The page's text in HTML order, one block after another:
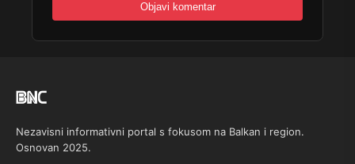
Nezavisni informativni portal s fokusom na Balkan i region.
Osnovan 2025.